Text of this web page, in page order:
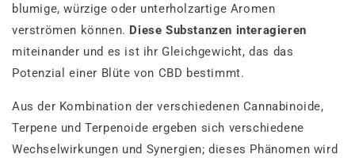
blumige, würzige oder unterholzartige Aromen
verströmen können. Diese Substanzen interagieren
miteinander und es ist ihr Gleichgewicht, das das
Potenzial einer Blüte von CBD bestimmt.
Aus der Kombination der verschiedenen Cannabinoide,
Terpene und Terpenoide ergeben sich verschiedene
Wechselwirkungen und Synergien; dieses Phänomen wird